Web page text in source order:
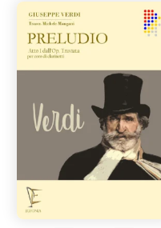
Clarinetto basso
Composizioni originali
Natale
QR base
QR esecuzione
Trascrizioni e Arrangiamenti